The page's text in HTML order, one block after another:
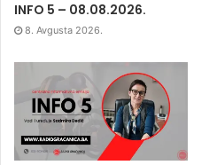
INFO 5 – 08.08.2026.
8. Avgusta 2026.